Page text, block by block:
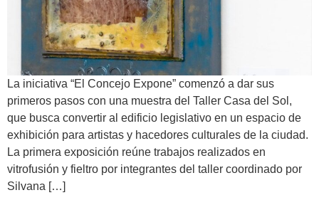
La iniciativa “El Concejo Expone” comenzó a dar sus
primeros pasos con una muestra del Taller Casa del Sol,
que busca convertir al edificio legislativo en un espacio de
exhibición para artistas y hacedores culturales de la ciudad.
La primera exposición reúne trabajos realizados en
vitrofusión y fieltro por integrantes del taller coordinado por
Silvana […]